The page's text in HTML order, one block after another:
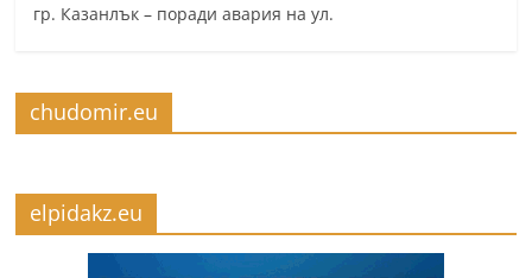
гр. Казанлък – поради авария на ул.
chudomir.eu
elpidakz.eu